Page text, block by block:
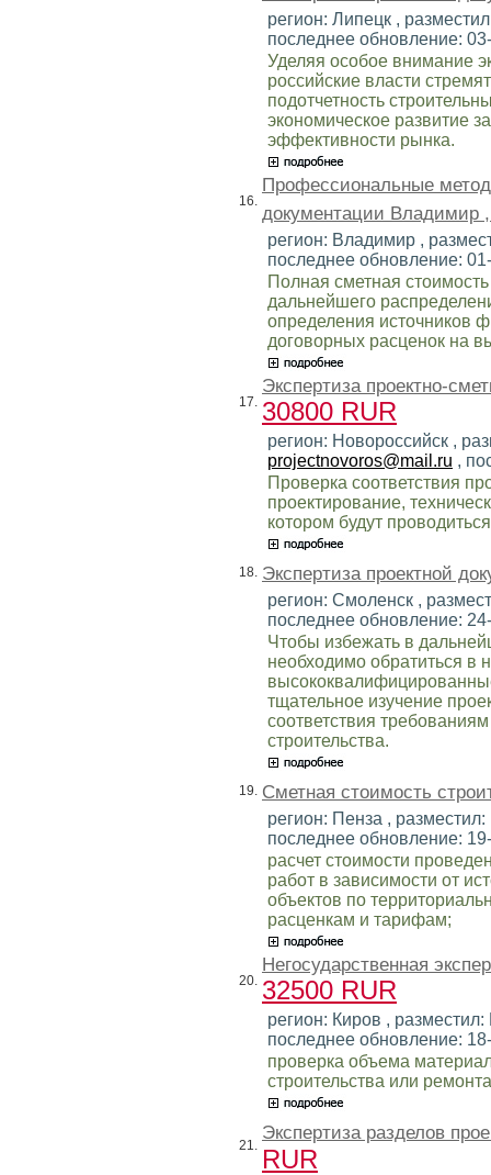
регион: Липецк ,
последнее обновление:
Уделяя особое внимание
российские власти
подотчетность
экономическое развитие
эффективности рынка.
16.
Профессиональные
документации Владимир
регион: Владимир ,
последнее обновление:
Полная сметная
дальнейшего
определения источников
договорных расценок на
17.
Экспертиза проектно-
30800 RUR
регион: Новороссийск ,
projectnovoros@mail.ru ,
Проверка соответствия
проектирование,
котором будут
18. Экспертиза проектной
регион: Смоленск ,
последнее обновление:
Чтобы избежать в
необходимо обратиться в
тщательное изучение
соответствия
строительства.
19. Сметная стоимость
регион: Пенза ,
последнее обновление:
расчет стоимости
работ в зависимости от
объектов по
расценкам и тарифам;
20.
Негосударственная
32500 RUR
регион: Киров ,
последнее обновление:
проверка объема
строительства или
21.
Экспертиза разделов
RUR